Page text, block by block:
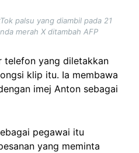
palsu yang diambil pada 21
merah X ditambah AFP
telefon yang diletakkan
klip itu. Ia membawa
imej Anton sebagai
pegawai itu
yang meminta